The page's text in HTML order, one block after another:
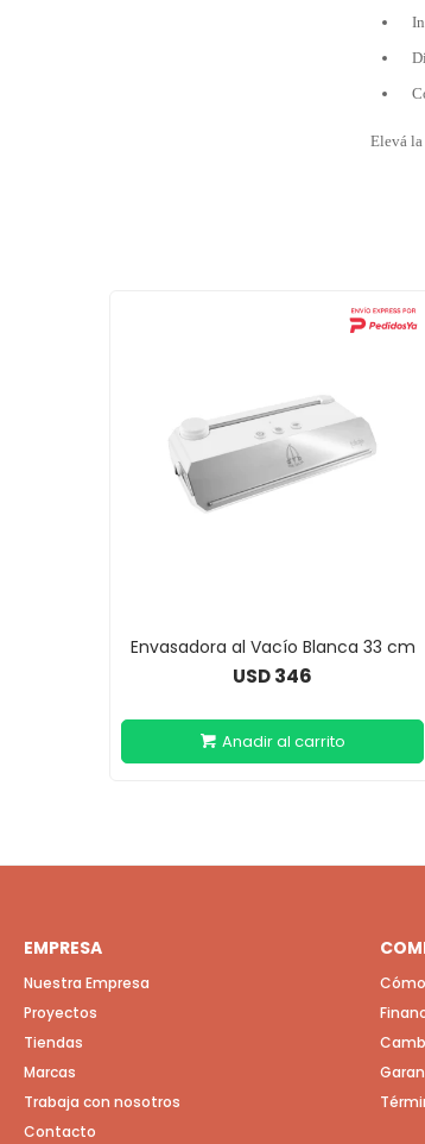
Elevá
Envasadora al Vacío Blanca 33 cm
USD346
EMPRESA
Nuestra Empresa
Proyectos
Tiendas
Marcas
Trabaja con nosotros
Contacto